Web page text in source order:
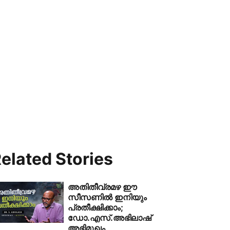
Stories
അതിതീവ്രമഴ ഈ
സീസണിൽ ഇനിയും
പ്രതീക്ഷിക്കാം;
ഡോ.എസ്.അഭിലാഷ്
അഭിമുഖം